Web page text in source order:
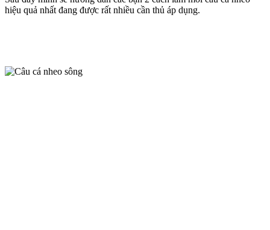
hiệu quả nhất đang được rất nhiều cần thủ áp dụng.